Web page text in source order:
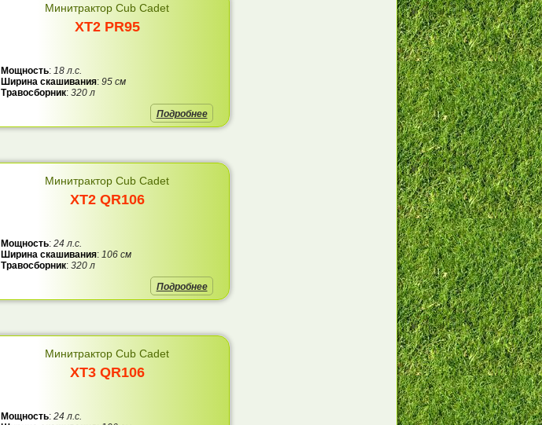
Минитрактор Cub Cadet
XT2 PR95
Подробнее
Мощность: 18 л.с.
Ширина скашивания: 95 см
Травосборник: 320 л
Минитрактор Cub Cadet
XT2 QR106
Подробнее
Мощность: 24 л.с.
Ширина скашивания: 106 см
Травосборник: 320 л
Минитрактор Cub Cadet
XT3 QR106
Мощность: 24 л.с.